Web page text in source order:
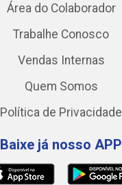
Área do Colaborador
Trabalhe Conosco
Vendas Internas
Quem Somos
Política de Privacidade
Baixe já nosso APP